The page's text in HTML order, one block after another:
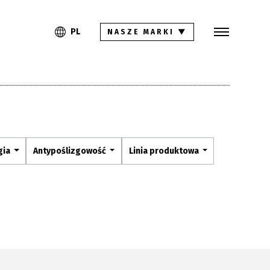
PL
PL NASZE MARKI ▼
Antypoślizgowość Linia produktowa
Inspiracje
Pliki do pobrania
Strefa architekta